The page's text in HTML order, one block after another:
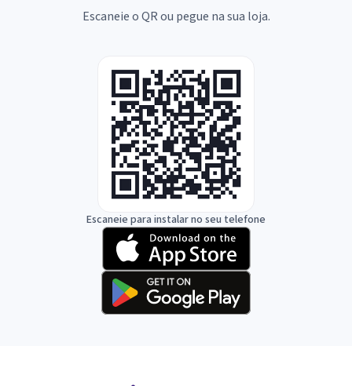
Escaneie o QR ou pegue na sua loja.
Escaneie para instalar no seu telefone